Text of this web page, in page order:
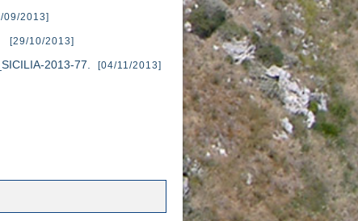
09/2013]
[29/10/2013]
2013-77. [04/11/2013]